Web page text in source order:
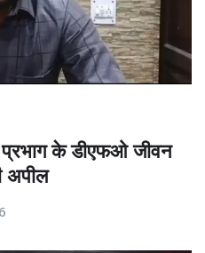
प्रभाग के डीएफओ जीवन
अपील